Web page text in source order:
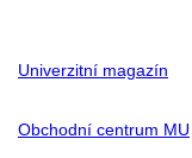
Univerzitní magazín
Obchodní centrum MU